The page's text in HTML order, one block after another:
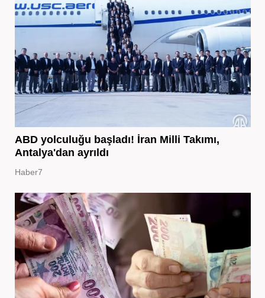
ABD yolculuğu başladı! İran Milli Takımı,
Antalya'dan ayrıldı
Haber7